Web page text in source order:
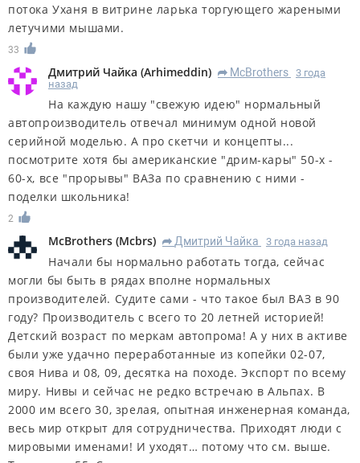
потока Уханя в витрине ларька торгующего жареными
летучими мышами.
33
Дмитрий Чайка (Arhimeddin) R McBrothers
3 года
назад
На каждую нашу "свежую идею" нормальный
автопроизводитель отвечал минимум одной новой
серийной моделью. А про скетчи и концепты...
посмотрите хотя бы американские "дрим-кары" 50-х -
60-х, все "прорывы" ВАЗа по сравнению с ними -
поделки школьника!
2
McBrothers (Mcbrs) R Дмитрий Чайка 3 года назад
Начали бы нормально работать тогда, сейчас
могли бы быть в рядах вполне нормальных
производителей. Судите сами - что такое был ВАЗ в 90
году? Производитель с всего то 20 летней историей!
Детский возраст по меркам автопрома! А у них в активе
были уже удачно переработанные из копейки 02-07,
своя Нива и 08, 09, десятка на походе. Экспорт по всему
миру. Нивы и сейчас не редко встречаю в Альпах. В
2000 им всего 30, зрелая, опытная инженерная команда,
весь мир открыт для сотрудничества. Приходят люди с
мировыми именами! И уходят… потому что см. выше.